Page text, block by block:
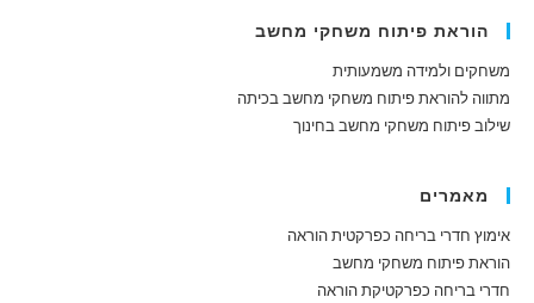
הוראת פיתוח משחקי מחשב
משחקים ולמידה משמעותית
מתווה להוראת פיתוח משחקי מחשב בכיתה
שילוב פיתוח משחקי מחשב בחינוך
מאמרים
אימוץ חדרי בריחה כפרקטית הוראה
הוראת פיתוח משחקי מחשב
חדרי בריחה כפרקטיקת הוראה